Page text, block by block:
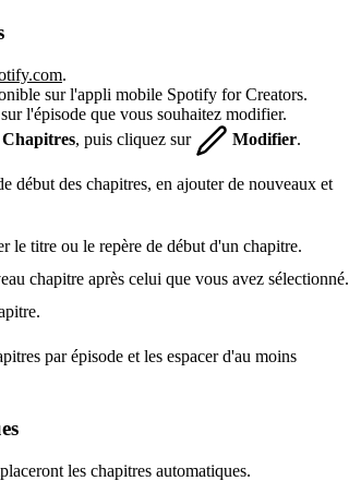
.
sur l'appli mobile Spotify for Creators.
l'épisode que vous souhaitez modifier.
Chapitres, puis cliquez sur Modifier.
début des chapitres, en ajouter de nouveaux et
le titre ou le repère de début d'un chapitre.
chapitre après celui que vous avez sélectionné.
par épisode et les espacer d'au moins
les chapitres automatiques.